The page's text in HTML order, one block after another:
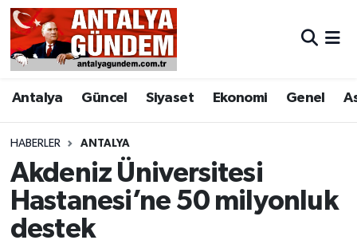
Antalya Güncel Siyaset Ekonomi Genel
HABERLER ANTALYA
Akdeniz Üniversitesi
Hastanesi’ne 50 milyonluk
destek
Antalya
Asayiş
Bilim & Teknoloji
Bölge
EĞİTİM
Antalya Nöbetçi Eczaneler
Antalya Hava Durumu
Antalya Namaz Vakitleri
Antalya Trafik Yoğunluk Haritası
Süper Lig Puan Durumu ve Fikstür